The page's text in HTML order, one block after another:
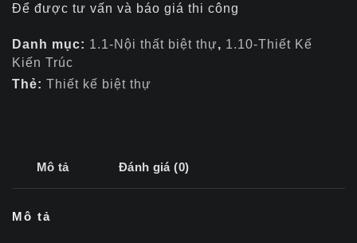
Để được tư vấn và báo giá thi công
Danh mục: 1.1-Nội thất biệt thự, 1.10-Thiết Kế
Kiến Trúc
Thẻ: Thiết kế biệt thự
Mô tả Đánh giá (0)
Mô tả